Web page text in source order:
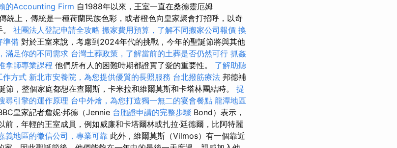
的Accounting Firm 自1988年以來，王室一直在桑德靈厄姆
統上，傳統是一種荷蘭民族色彩，或者橙色向皇家聚會打招呼，以奇
社團法人登記申請全攻略 搬家費用預算，了解不同搬家公司報價 換
準備 對於王室來說，考慮到2024年代的挑戰，今年的聖誕節將與其他
滿足你的不同需求 台灣土葬政策，了解當前的土葬是否仍然可行 抓姦
拿師專業課程 他們所有人的困難時期都證實了愛的重要性。 了解助聽
作方式 新北市安養院，為您提供優質的長照服務 台北撥筋療法 邦德補
節，整個家庭都想在查爾斯，卡米拉和維爾莫斯和卡塔林團結時。 提
尋引擎的運作原理 台中外燴，為您打造獨一無二的宴會餐點 龍潭地區
皇家記者詹妮·邦德（Jennie 台胞證申請的完整步驟 Bond）表示，
，年輕的王室成員，例如威廉和卡塔爾林或扎拉·廷德爾，比阿特麗
義地區的徵信公司，專業可靠 此外，維爾莫斯（Vilmos）有一個靠近